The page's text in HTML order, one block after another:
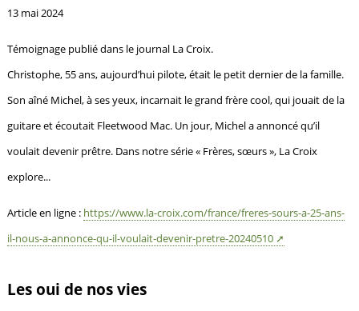
13 mai 2024
Témoignage publié dans le journal La Croix.
Christophe, 55 ans, aujourd’hui pilote, était le petit dernier de la famille.
Son aîné Michel, à ses yeux, incarnait le grand frère cool, qui jouait de la
guitare et écoutait Fleetwood Mac. Un jour, Michel a annoncé qu’il
voulait devenir prêtre. Dans notre série « Frères, sœurs », La Croix
explore...
Article en ligne : https://www.la-croix.com/france/freres-sours-a-25-ans-
il-nous-a-annonce-qu-il-voulait-devenir-pretre-20240510
Les oui de nos vies